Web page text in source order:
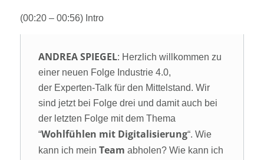
(00:20 – 00:56) Intro
ANDREA SPIEGEL: Herzlich willkommen zu
einer neuen Folge Industrie 4.0,
der Experten-Talk für den Mittelstand. Wir
sind jetzt bei Folge drei und damit auch bei
der letzten Folge mit dem Thema
“Wohlfühlen mit Digitalisierung“. Wie
kann ich mein Team abholen? Wie kann ich